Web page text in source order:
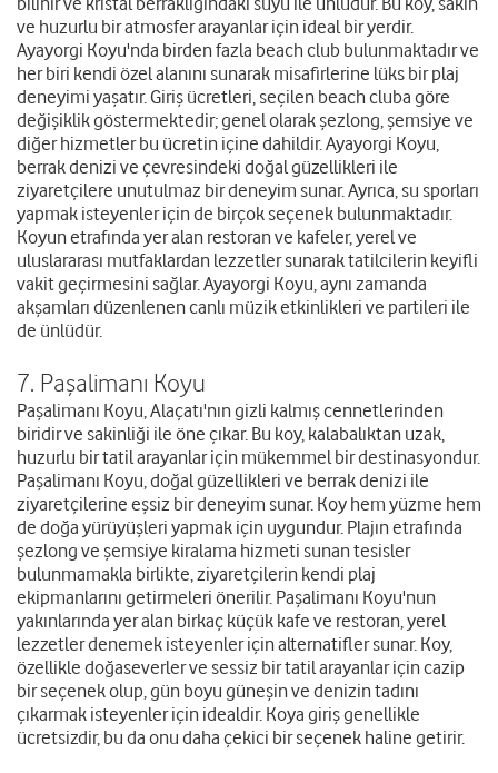
ve huzurlu bir atmosfer arayanlar için ideal bir yerdir.
Ayayorgi Koyu'nda birden fazla beach club bulunmaktadır ve
her biri kendi özel alanını sunarak misafirlerine lüks bir plaj
deneyimi yaşatır. Giriş ücretleri, seçilen beach cluba göre
değişiklik göstermektedir; genel olarak şezlong, şemsiye ve
diğer hizmetler bu ücretin içine dahildir. Ayayorgi Koyu,
berrak denizi ve çevresindeki doğal güzellikleri ile
ziyaretçilere unutulmaz bir deneyim sunar. Ayrıca, su sporları
yapmak isteyenler için de birçok seçenek bulunmaktadır.
Koyun etrafında yer alan restoran ve kafeler, yerel ve
uluslararası mutfaklardan lezzetler sunarak tatilcilerin keyifli
vakit geçirmesini sağlar. Ayayorgi Koyu, aynı zamanda
akşamları düzenlenen canlı müzik etkinlikleri ve partileri ile
de ünlüdür.
7. Paşalimanı Koyu
Paşalimanı Koyu, Alaçatı'nın gizli kalmış cennetlerinden
biridir ve sakinliği ile öne çıkar. Bu koy, kalabalıktan uzak,
huzurlu bir tatil arayanlar için mükemmel bir destinasyondur.
Paşalimanı Koyu, doğal güzellikleri ve berrak denizi ile
ziyaretçilerine eşsiz bir deneyim sunar. Koy hem yüzme hem
de doğa yürüyüşleri yapmak için uygundur. Plajın etrafında
şezlong ve şemsiye kiralama hizmeti sunan tesisler
bulunmamakla birlikte, ziyaretçilerin kendi plaj
ekipmanlarını getirmeleri önerilir. Paşalimanı Koyu'nun
yakınlarında yer alan birkaç küçük kafe ve restoran, yerel
lezzetler denemek isteyenler için alternatifler sunar. Koy,
özellikle doğaseverler ve sessiz bir tatil arayanlar için cazip
bir seçenek olup, gün boyu güneşin ve denizin tadını
çıkarmak isteyenler için idealdir. Koya giriş genellikle
ücretsizdir, bu da onu daha çekici bir seçenek haline getirir.